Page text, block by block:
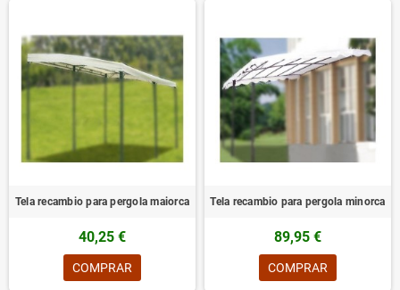
Tela recambio para pergola maiorca
40,25 €
COMPRAR
Tela recambio para pergola minorca
89,95 €
COMPRAR